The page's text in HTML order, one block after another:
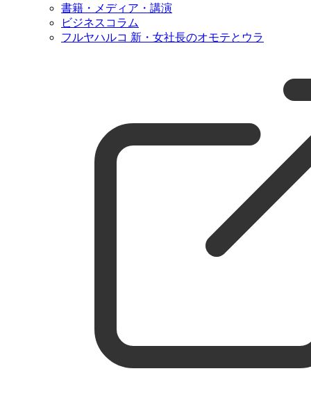
書籍・メディア・講演
ビジネスコラム
フルヤハルコ 新・女社長のオモテとウラ